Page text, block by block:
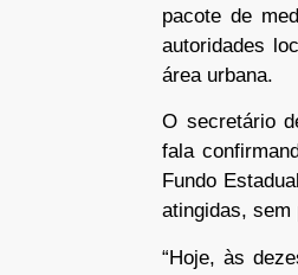
pacote de
autoridades
área urbana.
O secretário
fala
Fundo
atingidas, sem
“Hoje, às